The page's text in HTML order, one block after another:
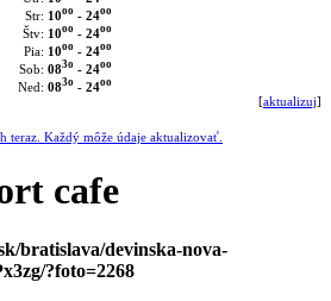
Str: 10oo- 24oo
Štv: 10oo- 24oo
Pia: 10oo- 24oo
Sob: 083o- 24oo
Ned: 083o- 24oo
[aktualizuj]
teraz. Každý môže údaje aktualizovať.
cafe
bratislava/devinska-nova-
?foto=2268